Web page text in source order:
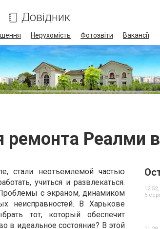
Довідник
Нерухомість Фотозвіти Вакансії
ремонта Реалми
стали неотъемлемой частью
учиться и развлекаться.
с экраном, динамиком
неисправностей. В Харькове
тот, который обеспечит
в идеальное состояние? В этой
12:52,
5